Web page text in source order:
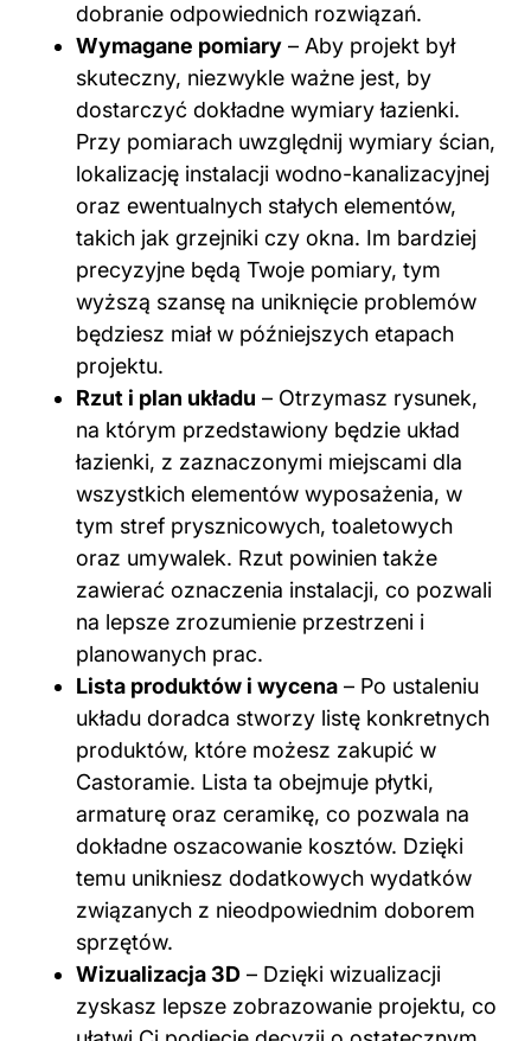
dobranie odpowiednich rozwiązań.
Wymagane pomiary – Aby projekt był
skuteczny, niezwykle ważne jest, by
dostarczyć dokładne wymiary łazienki.
Przy pomiarach uwzględnij wymiary ścian,
lokalizację instalacji wodno-kanalizacyjnej
oraz ewentualnych stałych elementów,
takich jak grzejniki czy okna. Im bardziej
precyzyjne będą Twoje pomiary, tym
wyższą szansę na uniknięcie problemów
będziesz miał w późniejszych etapach
projektu.
Rzut i plan układu – Otrzymasz rysunek,
na którym przedstawiony będzie układ
łazienki, z zaznaczonymi miejscami dla
wszystkich elementów wyposażenia, w
tym stref prysznicowych, toaletowych
oraz umywalek. Rzut powinien także
zawierać oznaczenia instalacji, co pozwali
na lepsze zrozumienie przestrzeni i
planowanych prac.
Lista produktów i wycena – Po ustaleniu
układu doradca stworzy listę konkretnych
produktów, które możesz zakupić w
Castoramie. Lista ta obejmuje płytki,
armaturę oraz ceramikę, co pozwala na
dokładne oszacowanie kosztów. Dzięki
temu unikniesz dodatkowych wydatków
związanych z nieodpowiednim doborem
sprzętów.
Wizualizacja 3D – Dzięki wizualizacji
zyskasz lepsze zobrazowanie projektu, co